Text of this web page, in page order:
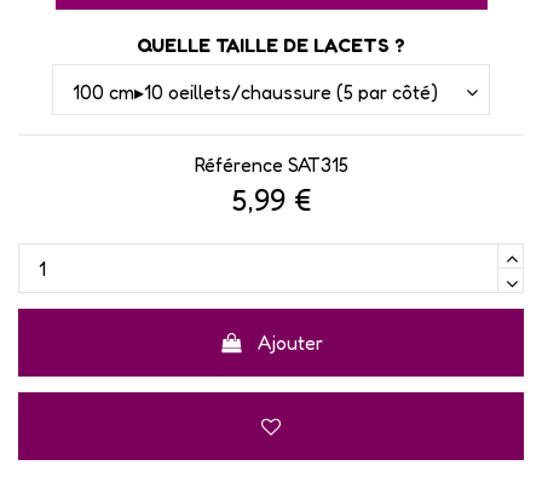
QUELLE TAILLE DE LACETS ?
Référence SAT315
5,99 €
Ajouter